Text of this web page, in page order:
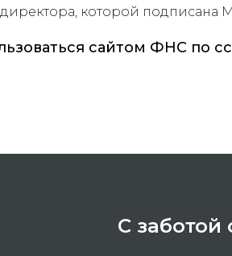
которой подписана
сайтом ФНС по
С